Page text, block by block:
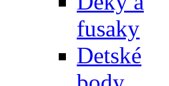
fusaky
Detské